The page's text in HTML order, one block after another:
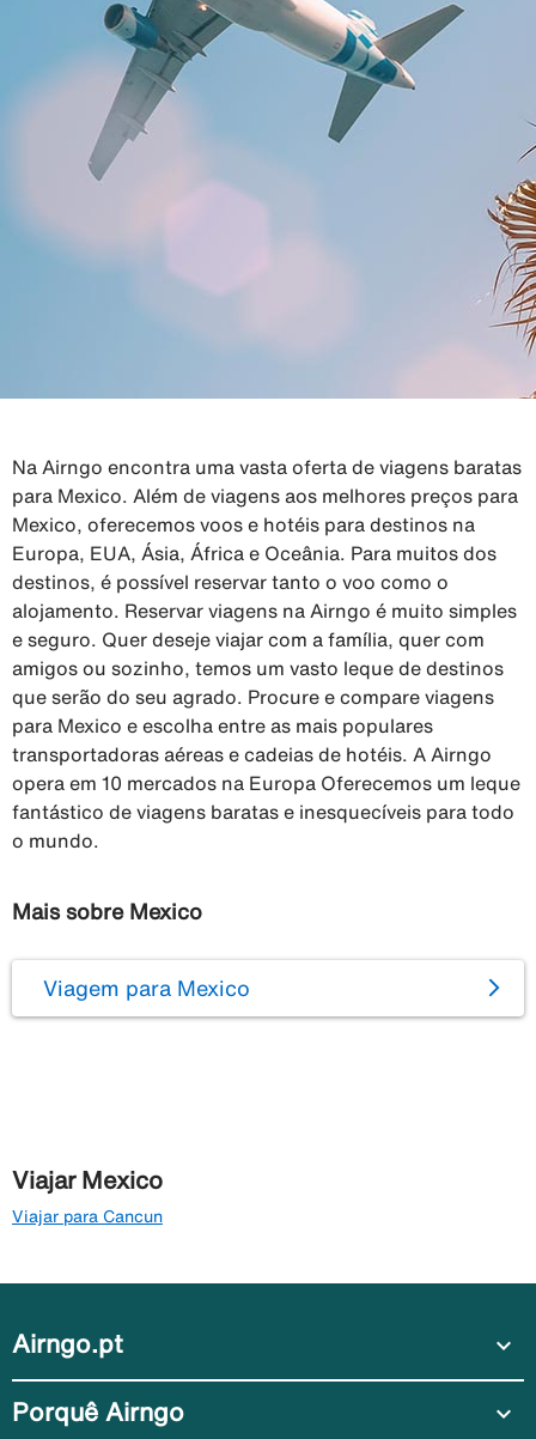
Na Airngo encontra uma vasta oferta de viagens baratas
para Mexico. Além de viagens aos melhores preços para
Mexico, oferecemos voos e hotéis para destinos na
Europa, EUA, Ásia, África e Oceânia. Para muitos dos
destinos, é possível reservar tanto o voo como o
alojamento. Reservar viagens na Airngo é muito simples
e seguro. Quer deseje viajar com a família, quer com
amigos ou sozinho, temos um vasto leque de destinos
que serão do seu agrado. Procure e compare viagens
para Mexico e escolha entre as mais populares
transportadoras aéreas e cadeias de hotéis. A Airngo
opera em 10 mercados na Europa Oferecemos um leque
fantástico de viagens baratas e inesquecíveis para todo
o mundo.
Mais sobre Mexico
Viagem para Mexico
Viajar Mexico
Viajar para Cancun
Airngo.pt expand_more
Porquê Airngo expand_more